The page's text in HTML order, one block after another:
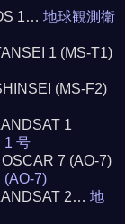
1…地球観測衛
1 (MS-T1)
(MS-F2)
1
1 号
7 (AO-7)
(AO-7)
2…地